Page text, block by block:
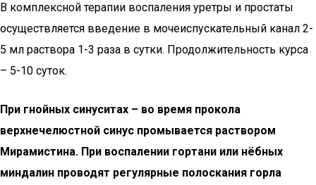
В комплексной терапии воспаления уретры и простаты
осуществляется введение в мочеиспускательный канал 2-
5 мл раствора 1-3 раза в сутки. Продолжительность курса
– 5-10 суток.
При гнойных синуситах – во время прокола
верхнечелюстной синус промывается раствором
Мирамистина. При воспалении гортани или нёбных
миндалин проводят регулярные полоскания горла